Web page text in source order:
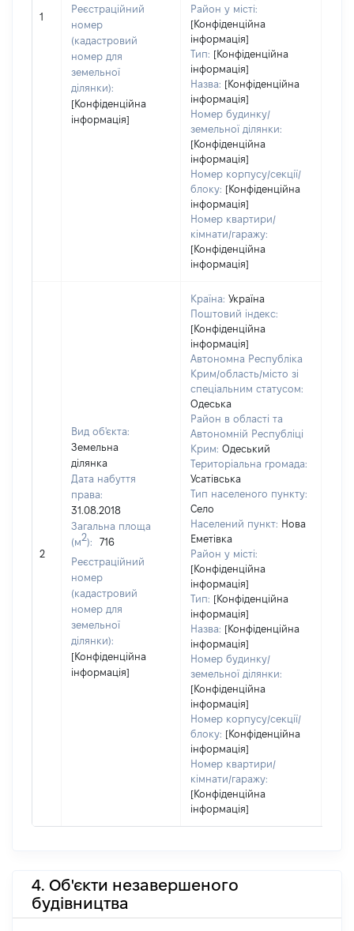
1
Реєстраційний
номер
(кадастровий
номер для
земельної
ділянки):
[Конфіденційна
інформація]
Район у місті:
[Конфіденційна
інформація]
Тип: [Конфіденційна
інформація]
Назва: [Конфіденційна
інформація]
Номер будинку/
земельної ділянки:
[Конфіденційна
інформація]
Номер корпусу/секції/
блоку: [Конфіденційна
інформація]
Номер квартири/
кімнати/гаражу:
[Конфіденційна
інформація]
2
Вид об'єкта:
Земельна
ділянка
Дата набуття
права:
31.08.2018
Загальна площа
(м2):
716
Реєстраційний
номер
(кадастровий
номер для
земельної
ділянки):
[Конфіденційна
інформація]
Країна: Україна
Поштовий індекс:
[Конфіденційна
інформація]
Автономна Республіка
Крим/область/місто зі
спеціальним статусом:
Одеська
Район в області та
Автономній Республіці
Крим: Одеський
Територіальна громада:
Усатівська
Тип населеного пункту:
Село
Населений пункт: Нова
Еметівка
Район у місті:
[Конфіденційна
інформація]
Тип: [Конфіденційна
інформація]
Назва: [Конфіденційна
інформація]
Номер будинку/
земельної ділянки:
[Конфіденційна
інформація]
Номер корпусу/секції/
блоку: [Конфіденційна
інформація]
Номер квартири/
кімнати/гаражу:
[Конфіденційна
інформація]
4. Об'єкти незавершеного
будівництва